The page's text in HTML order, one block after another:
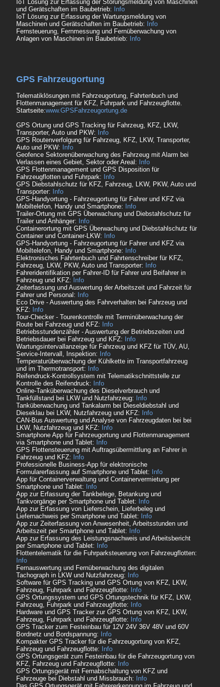
IoT Lösung zur Erfassung der Störungsmeldung von Maschinen
und Gerätschaften im Baubetrieb:
Info
IoT Lösung zur Erfassung der Wartungsmeldung von
Maschinen und Gerätschaften im Baubetrieb:
Info
Fernsteuerung, Fernmessung und Fernüberwachung von
Anlagen von Maschinen im Baubetrieb:
Info
GPS Fahrzeugortung
Telematiklösungen mit Fahrzeugortung, Fahrtenbuch und
Flottenmanagement für KFZ, Fuhrpark und Fahrzeugflotte.
Startseite:www.GPSFahrzeugortung.de
GPS Ortung und GPS Tracking für Fahrzeug, KFZ, LKW,
Transporter, Auto und PKW:
Info
GPS Routenverfolgung für Fahrzeug, KFZ, LKW, Transporter,
Auto und PKW:
Info
Geofence Sektorenüberwachung des Fahrzeug mit Alarm bei
Verlassen eines Gebiet, Sektor oder Areal:
Info
GPS Flottenmanagement und GPS Disposition für
Fahrzeugflotten und Fuhrpark:
Info
GPS Diebstahlschutz für KFZ, Fahrzeug, LKW, PKW, Auto und
Transporter:
Info
GPS-Handyortung - Fahrzeugortung für Fahrer und KFZ via
Mobiltelefon, Handy und Smartphone:
Info
Trailer-Ortung mit GPS Überwachung und Diebstahlschutz für
Trailer und Anhänger:
Info
Containerortung mit GPS Überwachung und Diebstahlschutz für
Container und Container-LKW:
Info
GPS-Handyortung - Fahrzeugortung für Fahrer und KFZ via
Mobiltelefon, Handy und Smartphone:
Info
Elektronisches Fahrtenbuch und Fahrtenschreiber für KFZ,
Fahrzeug, LKW, PKW, Auto und Transporter:
Info
Fahreridentifikation per Fahrer-ID für Fahrer und Beifahrer in
Fahrzeug und KFZ:
Info
Zeiterfassung und Auswertung der Arbeitszeit und Fahrzeit für
Fahrer und Personal:
Info
Eco Drive - Auswertung des Fahrverhalten bei Fahrzeug und
KFZ:
Info
Tour-Checker - Tourenkontrolle mit Terminüberwachung der
Route bei Fahrzeug und KFZ:
Info
Betriebsstundenzähler - Auswertung der Betriebszeiten und
Betriebsdauer bei Fahrzeug und KFZ:
Info
Wartungsintervallanzeige für Fahrzeug und KFZ für TÜV, AU,
Service-Intervall, Inspektion:
Info
Temperaturüberwachung der Kühlkette im Transportfahrzeug
und im Thermotransport:
Info
Reifendruck-Kontrollsystem mit Telematikschnittstelle zur
Kontrolle des Reifendruck:
Info
Online-Tanküberwachung des Dieselverbrauch und
Tankfüllstand bei LKW und Nutzfahrzeug:
Info
Tanküberwachung und Tankalarm bei Dieseldiebstahl und
Dieseklau bei LKW, Nutzfahrzeug und KFZ:
Info
CAN-Bus Auswertung und Analyse von Fahrzeugdaten bei bei
LKW, Nutzfahrzeug und KFZ:
Info
Smartphone App für Fahrzeugortung und Flottenmanagement
via Smartphone und Tablet:
Info
GPS Flottensteuerung mit Auftragsübermittlung an Fahrer in
Fahrzeug und KFZ:
Info
Professionelle Business-App für elektronische
Formularerfassung auf Smartphone und Tablet:
Info
App für Containerverwaltung und Containervermietung per
Smartphone und Tablet:
Info
App zur Erfassung der Tankbelege, Betankung und
Tankvorgänge per Smartphone und Tablet:
Info
App zur Erfassung von Lieferschein, Lieferbeleg und
Liefernachweis per Smartphone und Tablet:
Info
App zur Zeiterfassung von Anwesenheit, Arbeitsstunden und
Arbeitszeit per Smartphone und Tablet:
Info
App zur Erfassung des Leistungsnachweis und Arbeitsbericht
per Smartphone und Tablet:
Info
Flottentelematik für die Fuhrparksteuerung von Fahrzeugflotten:
Info
Fernauswertung und Fernüberwachung des digitalen
Tachograph in LKW und Nutzfahrzeug:
Info
Software für GPS Tracking und GPS Ortung von KFZ, LKW,
Fahrzeug, Fuhrpark und Fahrzeugflotte:
Info
GPS Ortungssystem und GPS Ortungstechnik für KFZ, LKW,
Fahrzeug, Fuhrpark und Fahrzeugflotte:
Info
Hardware und GPS Tracker zur GPS Ortung von KFZ, LKW,
Fahrzeug, Fuhrpark und Fahrzeugflotte:
Info
GPS Tracker zum Festeinbau für 12V 24V 36V 48V und 60V
Bordnetz und Bordspannung:
Info
Kompakter GPS Tracker für die Fahrzeugortung von KFZ,
Fahrzeug und Fahrzeugflotte:
Info
GPS Ortungsgerät zum Festeinbau für die Fahrzeugortung von
KFZ, Fahrzeug und Fahrzeugflotte:
Info
GPS Ortungsgerät mit Fernabschaltung von KFZ und
Fahrzeuge bei Diebstahl und Missbrauch:
Info